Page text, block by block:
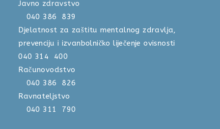
Javno zdravstvo
040 386 839
Djelatnost za zaštitu mentalnog zdravlja,
prevenciju i izvanbolničko liječenje ovisnosti
040 314 400
Računovodstvo
040 386 826
Ravnateljstvo
040 311 790